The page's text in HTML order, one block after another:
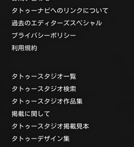
タトゥーナビへのリンクについて
過去のエディターズスペシャル
プライバシーポリシー
利用規約
タトゥースタジオ一覧
タトゥースタジオ検索
タトゥースタジオ作品集
掲載に関して
タトゥースタジオ掲載見本
タトゥーデザイン集